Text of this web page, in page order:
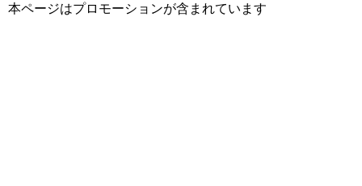
本ページはプロモーションが含まれています